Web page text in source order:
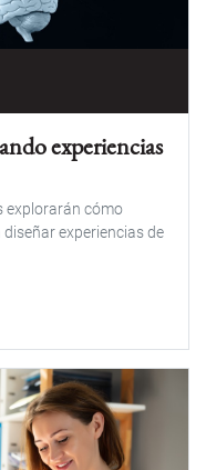
experiencias
explorarán cómo
experiencias de